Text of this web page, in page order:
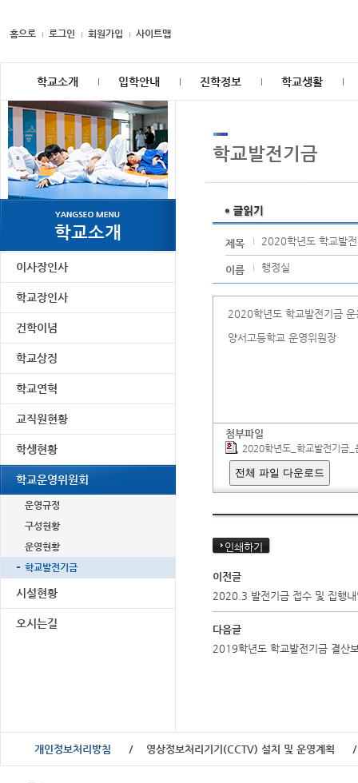
홈으로 로그인 회원가입 사이트맵
학교소개 입학안내 진학정보 학교생활
학교소개
이사장인사
학교장인사
건학이념
학교상징
학교연혁
교직원현황
학생현황
학교운영위원회
운영규정
구성현황
운영현황
학교발전기금
시설현황
오시는길
학교발전기금
제목 2020학년도 학교발
이름 행정실
2020학년도 학교발전기금 운
양서고등학교 운영위원장
첨부파일
2020학년도_학교발전기금
전체 파일 다운로드
인쇄하기
이전글
2020.3 발전기금 접수 및 집행내
다음글
2019학년도 학교발전기금 결산
개인정보처리방침 영상정보처리기기(CCTV) 설치 및 운영계획